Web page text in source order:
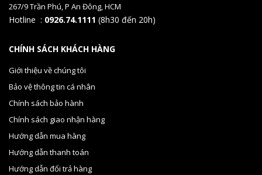
267/9 Trần Phú, P An Đông, HCM
Hotline : 0926.74.1111 (8h30 đến 20h)
CHÍNH SÁCH KHÁCH HÀNG
Giới thiệu về chúng tôi
Bảo vệ thông tin cá nhân
Chính sách bảo hành
Chính sách giao nhận hàng
Hướng dẫn mua hàng
Hướng dẫn thanh toán
Hướng dẫn đổi trả hàng